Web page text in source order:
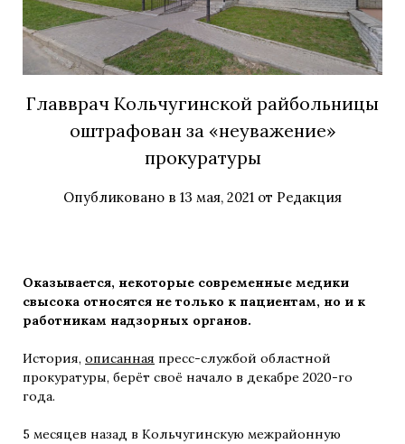
Главврач Кольчугинской райбольницы
оштрафован за «неуважение»
прокуратуры
Опубликовано в 13 мая, 2021 от Редакция
Оказывается, некоторые современные медики
свысока относятся не только к пациентам, но и к
работникам надзорных органов.
История, описанная пресс-службой областной
прокуратуры, берёт своё начало в декабре 2020-го
года.
5 месяцев назад в Кольчугинскую межрайонную